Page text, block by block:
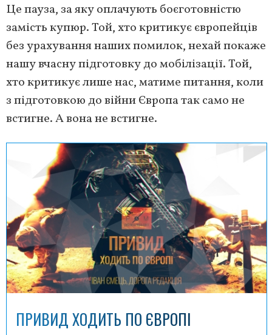
Це пауза, за яку оплачують боєготовністю
замість купюр. Той, хто критикує європейців
без урахування наших помилок, нехай покаже
нашу вчасну підготовку до мобілізації. Той,
хто критикує лише нас, матиме питання, коли
з підготовкою до війни Європа так само не
встигне. А вона не встигне.
ПРИВИД ХОДИТЬ ПО ЄВРОПІ